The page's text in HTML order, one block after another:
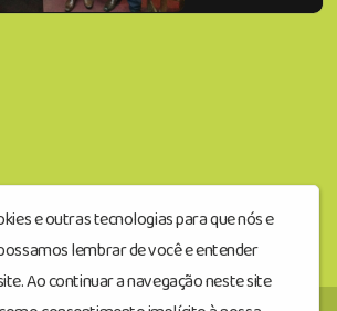
e outras tecnologias para que nós e
lembrar de você e entender
Ao continuar a navegação neste site